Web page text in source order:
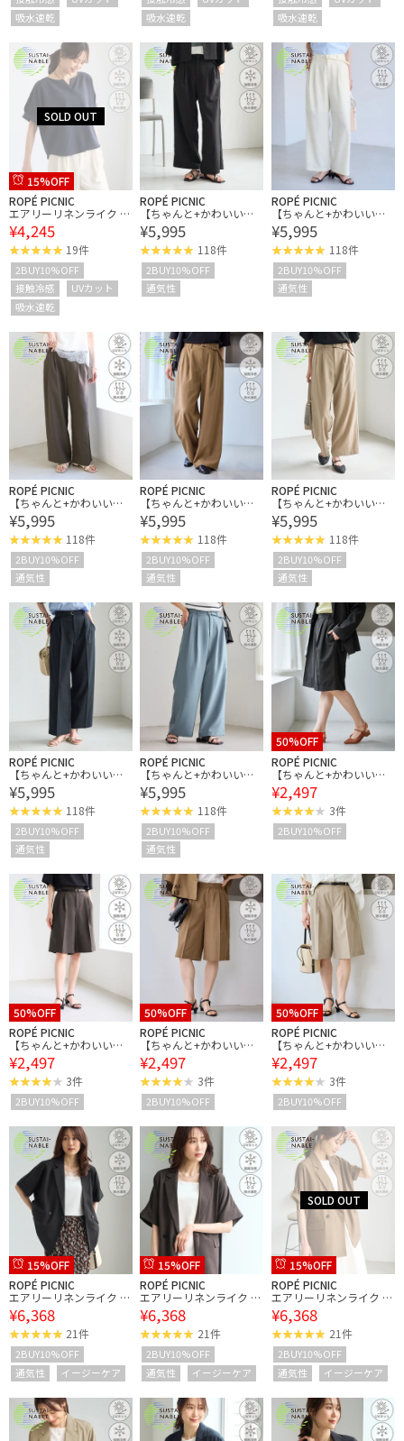
吸水速乾
吸水速乾
吸水速乾
15%OFF
ROPÉ PICNIC
エアリーリネンライク キ
ーネックブラウス/接触
冷感・UVカット・速乾
¥4,245
19件
2BUY10%OFF
接触冷感
UVカット
吸水速乾
ROPÉ PICNIC
【ちゃんと+かわいい保
証】エアリーリネンライ
ク タックワイドパンツ/U
Vカット・速乾
¥5,995
118件
2BUY10%OFF
通気性
ROPÉ PICNIC
【ちゃんと+かわいい保
証】エアリーリネンライ
ク タックワイドパンツ/U
Vカット・速乾
¥5,995
118件
2BUY10%OFF
通気性
ROPÉ PICNIC
【ちゃんと+かわいい保
証】エアリーリネンライ
ク タックワイドパンツ/U
Vカット・速乾
¥5,995
118件
2BUY10%OFF
通気性
ROPÉ PICNIC
【ちゃんと+かわいい保
証】エアリーリネンライ
ク タックワイドパンツ/U
Vカット・速乾
¥5,995
118件
2BUY10%OFF
通気性
ROPÉ PICNIC
【ちゃんと+かわいい保
証】エアリーリネンライ
ク タックワイドパンツ/U
Vカット・速乾
¥5,995
118件
2BUY10%OFF
通気性
ROPÉ PICNIC
【ちゃんと+かわいい保
証】エアリーリネンライ
ク タックワイドパンツ/U
Vカット・速乾
¥5,995
118件
2BUY10%OFF
通気性
ROPÉ PICNIC
【ちゃんと+かわいい保
証】エアリーリネンライ
ク タックワイドパンツ/U
Vカット・速乾
¥5,995
118件
2BUY10%OFF
通気性
50%OFF
ROPÉ PICNIC
【ちゃんと+かわいい保
証】エアリーリネンライ
ク タックハーフパンツ/U
Vカット・速乾
¥2,497
3件
2BUY10%OFF
50%OFF
ROPÉ PICNIC
【ちゃんと+かわいい保
証】エアリーリネンライ
ク タックハーフパンツ/U
Vカット・速乾
¥2,497
3件
2BUY10%OFF
50%OFF
ROPÉ PICNIC
【ちゃんと+かわいい保
証】エアリーリネンライ
ク タックハーフパンツ/U
Vカット・速乾
¥2,497
3件
2BUY10%OFF
50%OFF
ROPÉ PICNIC
【ちゃんと+かわいい保
証】エアリーリネンライ
ク タックハーフパンツ/U
Vカット・速乾
¥2,497
3件
2BUY10%OFF
15%OFF
ROPÉ PICNIC
エアリーリネンライク ド
ルマンジャケット/接触
冷感・UVカット・速乾
¥6,368
21件
2BUY10%OFF
通気性
イージーケア
15%OFF
ROPÉ PICNIC
エアリーリネンライク ド
ルマンジャケット/接触
冷感・UVカット・速乾
¥6,368
21件
2BUY10%OFF
通気性
イージーケア
15%OFF
ROPÉ PICNIC
エアリーリネンライク ド
ルマンジャケット/接触
冷感・UVカット・速乾
¥6,368
21件
2BUY10%OFF
通気性
イージーケア